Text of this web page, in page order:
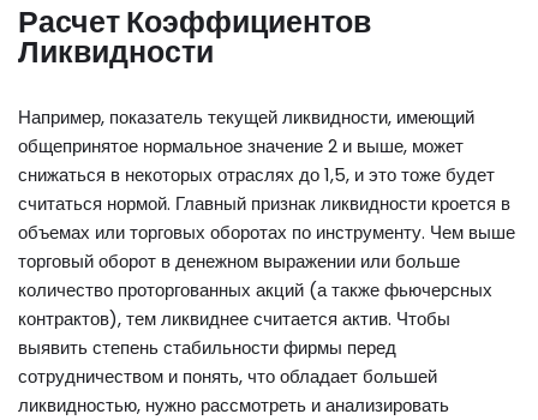
Расчет Коэффициентов
Ликвидности
Например, показатель текущей ликвидности, имеющий
общепринятое нормальное значение 2 и выше, может
снижаться в некоторых отраслях до 1,5, и это тоже будет
считаться нормой. Главный признак ликвидности кроется в
объемах или торговых оборотах по инструменту. Чем выше
торговый оборот в денежном выражении или больше
количество проторгованных акций (а также фьючерсных
контрактов), тем ликвиднее считается актив. Чтобы
выявить степень стабильности фирмы перед
сотрудничеством и понять, что обладает большей
ликвидностью, нужно рассмотреть и анализировать